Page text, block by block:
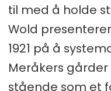
til med å holde
Wold
1921 på å
Meråkers gårder
stående som et